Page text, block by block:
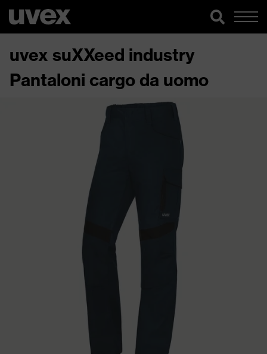
uvex suXXeed industry
Pantaloni cargo da uomo